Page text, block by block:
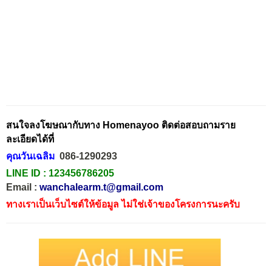
สนใจลงโฆษณากับทาง Homenayoo ติดต่อสอบถามราย
ละเอียดได้ที่
คุณวันเฉลิม 086-1290293
LINE ID : 123456786205
Email : wanchalearm.t@gmail.com
ทางเราเป็นเว็บไซต์ให้ข้อมูล ไม่ใช่เจ้าของโครงการนะครับ